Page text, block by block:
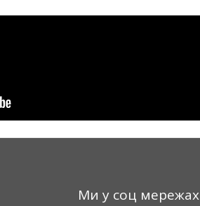
Ми у соц мережах